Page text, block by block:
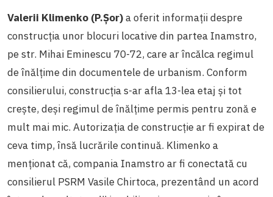
Valerii Klimenko (P.Șor)a oferit informații despre
construcția unor blocuri locative din partea Inamstro,
pe str. Mihai Eminescu 70-72, care ar încălca regimul
de înălțime din documentele de urbanism. Conform
consilierului, construcția s-ar afla 13-lea etaj și tot
crește, deși regimul de înălțime permis pentru zonă e
mult mai mic. Autorizația de construcție ar fi expirat de
ceva timp, însă lucrările continuă. Klimenko a
menționat că, compania Inamstro ar fi conectată cu
consilierul PSRM Vasile Chirtoca, prezentând un acord